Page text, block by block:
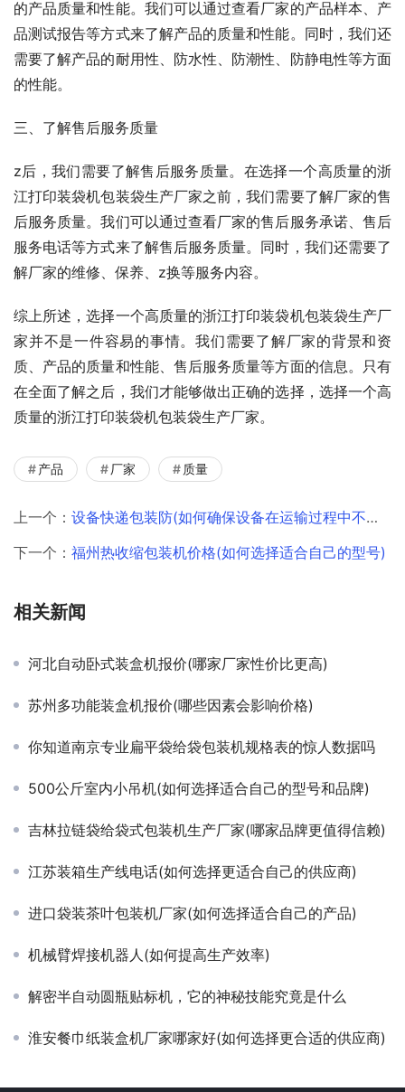
的产品质量和性能。我们可以通过查看厂家的产品样本、产
品测试报告等方式来了解产品的质量和性能。同时，我们还
需要了解产品的耐用性、防水性、防潮性、防静电性等方面
的性能。
三、了解售后服务质量
z后，我们需要了解售后服务质量。在选择一个高质量的浙
江打印装袋机包装袋生产厂家之前，我们需要了解厂家的售
后服务质量。我们可以通过查看厂家的售后服务承诺、售后
服务电话等方式来了解售后服务质量。同时，我们还需要了
解厂家的维修、保养、z换等服务内容。
综上所述，选择一个高质量的浙江打印装袋机包装袋生产厂
家并不是一件容易的事情。我们需要了解厂家的背景和资
质、产品的质量和性能、售后服务质量等方面的信息。只有
在全面了解之后，我们才能够做出正确的选择，选择一个高
质量的浙江打印装袋机包装袋生产厂家。
产品 厂家 质量
上一个： 设备快递包装防(如何确保设备在运输过程中不受损坏)。
下一个： 福州热收缩包装机价格(如何选择适合自己的型号)
相关新闻
河北自动卧式装盒机报价(哪家厂家性价比更高)
苏州多功能装盒机报价(哪些因素会影响价格)
你知道南京专业扁平袋给袋包装机规格表的惊人数据吗
500公斤室内小吊机(如何选择适合自己的型号和品牌)
吉林拉链袋给袋式包装机生产厂家(哪家品牌更值得信赖)
江苏装箱生产线电话(如何选择更适合自己的供应商)
进口袋装茶叶包装机厂家(如何选择适合自己的产品)
机械臂焊接机器人(如何提高生产效率)
解密半自动圆瓶贴标机，它的神秘技能究竟是什么
淮安餐巾纸装盒机厂家哪家好(如何选择更合适的供应商)